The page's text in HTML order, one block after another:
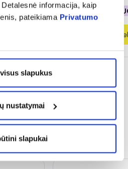
informacija, kaip
pateikiama Privatumo
slapukus
nustatymai
slapukai
% PAPILDOMA
Į
kartu